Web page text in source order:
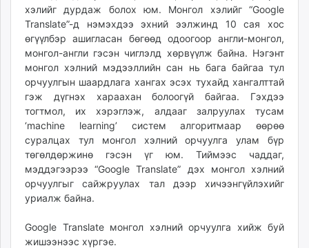
хэлийг дурдаж болох юм. Монгол хэлийг “Google
Translate”-д нэмэхдээ эхний ээлжинд 10 сая хос
өгүүлбэр ашигласан бөгөөд одоогоор англи-монгол,
монгол-англи гэсэн чиглэлд хөрвүүлж байна. Нэгэнт
монгол хэлний мэдээллийн сан нь бага байгаа тул
орчуулгын шаардлага хангах эсэх тухайд хангалттай
гэж дүгнэх хараахан болоогүй байгаа. Гэхдээ
тогтмол, их хэрэглэж, алдааг залруулах тусам
‘machine learning’ систем алгоритмаар өөрөө
суралцах тул монгол хэлний орчуулга улам бүр
төгөлдөржинө гэсэн үг юм. Тиймээс чаддаг,
мэддэгээрээ “Google Translate” дэх монгол хэлний
орчуулгыг сайжруулах тал дээр хичээнгүйлэхийг
уриалж байна.
Google Translate монгол хэлний орчуулга хийж буй
жишээнээс хүргэе.